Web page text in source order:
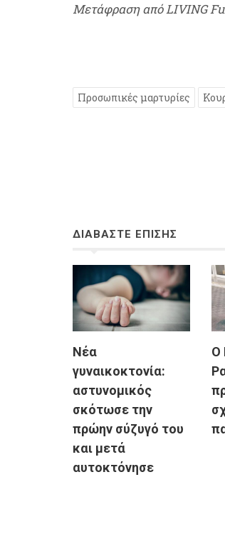
Μετάφραση από LIVING
Προσωπικές μαρτυρίες
ΔΙΑΒΑΣΤΕ ΕΠΙΣΗΣ
Νέα
γυναικοκτονία:
αστυνομικός
σκότωσε την
πρώην σύζυγό του
και μετά
αυτοκτόνησε
Ο